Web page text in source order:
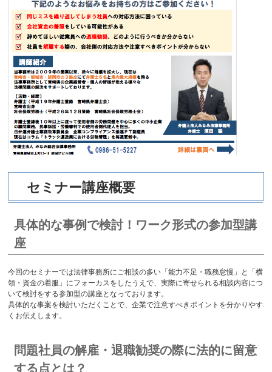
セミナー講座概要
具体的な事例で検討！ワーク形式の参加型講
座
今回のセミナーでは法律事務所にご相談の多い「能力不足・職務怠慢」と「横
領・資金の着服」にフォーカスをしたうえで、実際に寄せられる相談内容につ
いて検討をする参加型の講座となっております。
具体的な事案を検討いただくことで、企業で注意すべきポイントを分かりやす
くお伝えします。
問題社員の解雇・退職勧奨の際に法的に留意
する点とは？